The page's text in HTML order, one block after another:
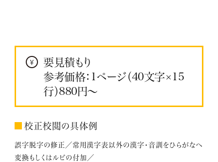
要見積もり
参考価格：1ページ（40文字×15
行）880円～
校正校閲の具体例
誤字脱字の修正／常用漢字表以外の漢字・音訓をひらがなへ
変換もしくはルビの付加／